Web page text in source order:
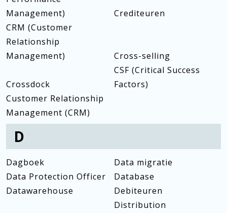
Management)
Crediteuren
CRM (Customer
Relationship
Management)
Cross-selling
Crossdock
CSF (Critical Success
Factors)
Customer Relationship
Management (CRM)
D
Dagboek
Data migratie
Data Protection Officer
Database
Datawarehouse
Debiteuren
Distribution